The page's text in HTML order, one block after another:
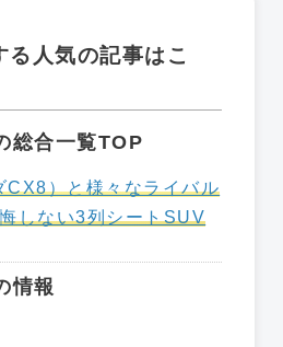
人気の記事はこ
総合一覧TOP
CX8）と様々なライバル
しない3列シートSUV
情報